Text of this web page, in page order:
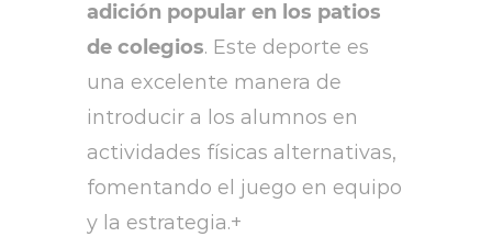
adición popular en los patios
de colegios. Este deporte es
una excelente manera de
introducir a los alumnos en
actividades físicas alternativas,
fomentando el juego en equipo
y la estrategia.+